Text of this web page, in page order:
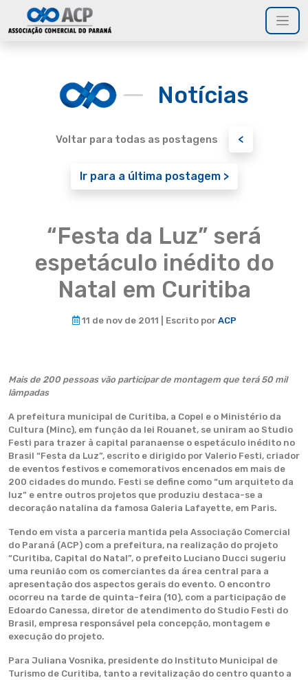
Notícias
Voltar para todas as postagens <
Ir para a última postagem >
“Festa da Luz” será
espetáculo inédito do
Natal em Curitiba
11 de nov de 2011 | Escrito por ACP
Mais de 200 pessoas vão participar de montagem que terá 50 mil
lâmpadas
A prefeitura municipal de Curitiba, a Copel e o Ministério da
Cultura (Minc), em função da lei Rouanet, se uniram ao Studio
Festi para trazer à capital paranaense o espetáculo inédito no
Brasil “Festa da Luz”, escrito e dirigido por Valerio Festi, criador
de eventos festivos e comemorativos encenados em mais de
200 cidades do mundo. Festi se define como “um arquiteto da
luz” e entre outros projetos que produziu destaca-se a
decoração natalina da famosa Galeria Lafayette, em Paris.
Tendo em vista a parceria mantida pela Associação Comercial
do Paraná (ACP) com a prefeitura, na realização do projeto
“Curitiba, Capital do Natal”, o prefeito Luciano Ducci sugeriu
uma reunião com os comerciantes da área central para a
apresentação dos aspectos gerais do evento. O encontro
ocorreu na tarde de quinta-feira (10), com a participação de
Edoardo Canessa, diretor de atendimento do Studio Festi do
Brasil, empresa responsável pela concepção, montagem e
execução do projeto.
Para Juliana Vosnika, presidente do Instituto Municipal de
Turismo de Curitiba, tanto a revitalização do centro quanto a